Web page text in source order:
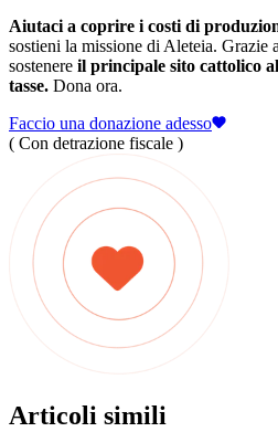
Aiutaci a coprire i costi di
sostieni la missione di Aleteia. Grazie
sostenere il principale sito cattolico
tasse. Dona ora.
Faccio una donazione adesso
( Con detrazione fiscale )
Articoli simili